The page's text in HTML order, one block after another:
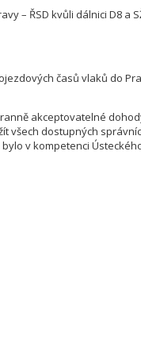
– ŘSD kvůli dálnici D8 a
časů vlaků do
akceptovatelné
všech dostupných
v kompetenci